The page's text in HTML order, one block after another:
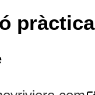
pràctica